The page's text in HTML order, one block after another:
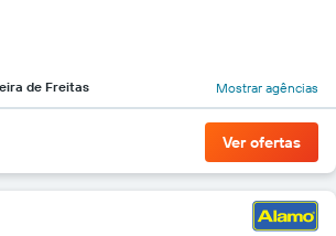
de Freitas Mostrar agências
Ver ofertas